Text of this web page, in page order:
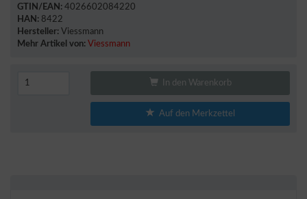
GTIN/EAN: 4026602084220
HAN: 8422
Hersteller: Viessmann
Mehr Artikel von: Viessmann
In den Warenkorb
Auf den Merkzettel